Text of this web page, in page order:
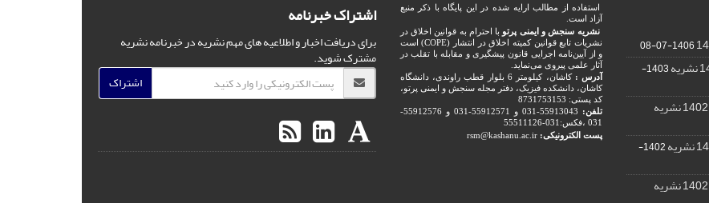
1406-07-08
1403-
1402-
استفاده از مطالب ارایه شده در این پایگاه با ذکر منبع
آزاد است.
نشریه سنجش و ایمنی پرتو با احترام به قوانین اخلاق در
نشریات تابع قوانین کمیته اخلاق در انتشار (COPE) است
و از آیین‌نامه اجرایی قانون پیشگیری و مقابله با تقلب در
آثار علمی پیروی می‌نماید.
آدرس :
کاشان، کیلومتر 6 بلوار قطب راوندی، دانشگاه
کاشان، دانشکده فیزیک، دفتر مجله سنجش و ایمنی پرتو،
کد پستی: 8731753153
تلفن:
55913043-031 و 55912571-031 و 55912576-
031 ،فکس:031-55511126
پست الکترونیکی: rsm@kashanu.ac.ir
اشتراک خبرنامه
برای دریافت اخبار و اطلاعیه های مهم نشریه در خبرنامه نشریه
مشترک شوید.
اشتراک